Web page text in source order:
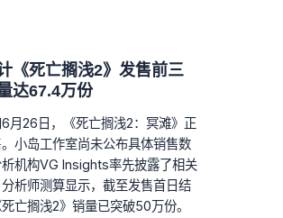
《死亡搁浅2》发售前三
达67.4万份
6月26日，《死亡搁浅2：冥滩》正
小岛工作室尚未公布具体销售数
机构VG Insights率先披露了相关
析师测算显示，截至发售首日结
亡搁浅2》销量已突破50万份。